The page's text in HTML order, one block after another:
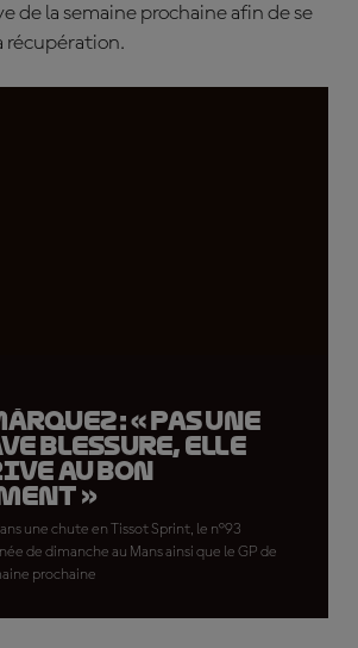
de la semaine prochaine afin de se
récupération.
: « Pas une
blessure, elle
au bon
»
une chute en Tissot Sprint, le n°93
de dimanche au Mans ainsi que le GP de
prochaine